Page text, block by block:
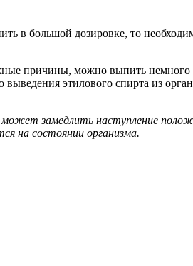
в большой дозировке, то
причины, можно выпить
этилового спирта из
может замедлить наступление
на состоянии организма.